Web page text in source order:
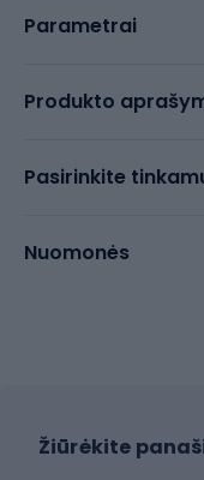
Parametrai
Produkto
Pasirinkite
Nuomonės
Žiūrėkite